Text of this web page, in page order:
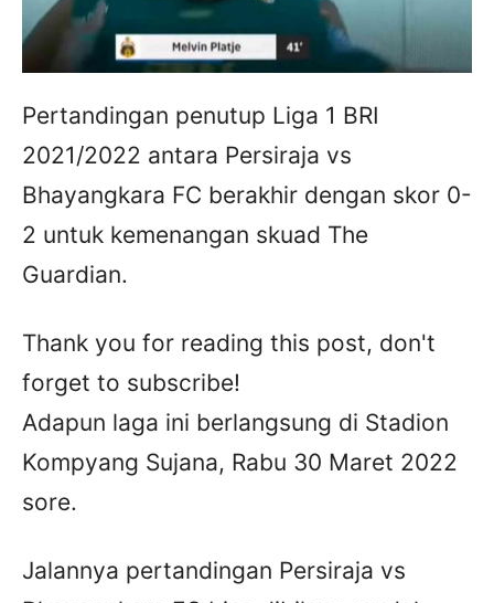
Pertandingan penutup Liga 1 BRI
2021/2022 antara Persiraja vs
Bhayangkara FC berakhir dengan skor 0-
2 untuk kemenangan skuad The
Guardian.
Thank you for reading this post, don't
forget to subscribe!
Adapun laga ini berlangsung di Stadion
Kompyang Sujana, Rabu 30 Maret 2022
sore.
Jalannya pertandingan Persiraja vs